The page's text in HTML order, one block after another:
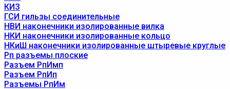
КИЗ
ГСИ гильзы соединительные
НВИ наконечники изолированные вилка
НКИ наконечники изолированные кольцо
НКиШ наконечники изолированные штыревые круглые
Рп разъемы плоские
Разъем РпИмп
Разъем РпИп
Разъемы РпИм